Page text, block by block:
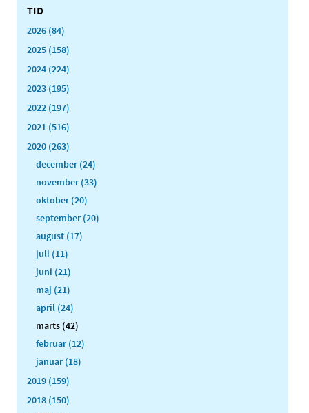
TID
2026 (84)
2025 (158)
2024 (224)
2023 (195)
2022 (197)
2021 (516)
2020 (263)
december (24)
november (33)
oktober (20)
september (20)
august (17)
juli (11)
juni (21)
maj (21)
april (24)
marts (42)
februar (12)
januar (18)
2019 (159)
2018 (150)